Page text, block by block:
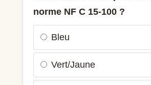
norme NF C 15-100 ?
Bleu
Vert/Jaune